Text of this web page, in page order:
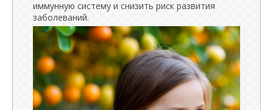
иммунную систему и снизить риск развития
заболеваний.